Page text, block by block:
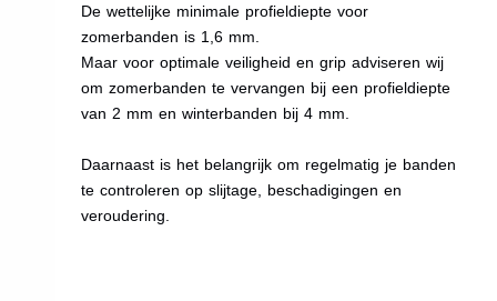
De wettelijke minimale profieldiepte voor
zomerbanden is 1,6 mm.
Maar voor optimale veiligheid en grip adviseren wij
om zomerbanden te vervangen bij een profieldiepte
van 2 mm en winterbanden bij 4 mm.
Daarnaast is het belangrijk om regelmatig je banden
te controleren op slijtage, beschadigingen en
veroudering.